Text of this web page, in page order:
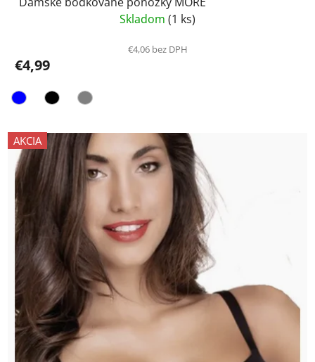
Skladom (1 ks)
€4,06 bez DPH
€4,99
AKCIA